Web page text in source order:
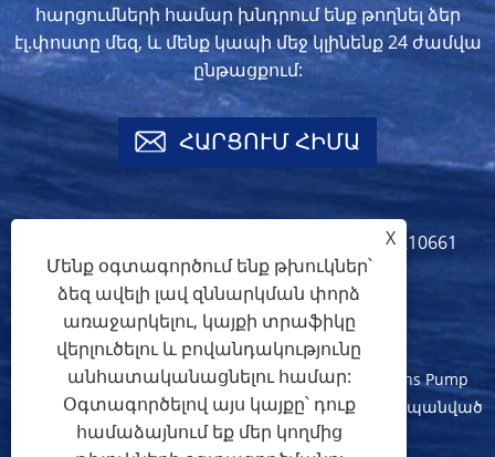
հարցումների համար խնդրում ենք թողնել ձեր
էլ.փոստը մեզ, և մենք կապի մեջ կլինենք 24 ժամվա
ընթացքում:
ՀԱՐՑՈՒՄ ՀԻՄԱ
+86-18217210661
+86-18217210661
Հեղինակային իրավունք © 2024 Shanghai Crowns Pump
Manufacture Co., Ltd. Բոլոր իրավունքները պաշտպանված
են:
X
Մենք օգտագործում ենք թխուկներ՝
ձեզ ավելի լավ զննարկման փորձ
առաջարկելու, կայքի տրաֆիկը
վերլուծելու և բովանդակությունը
անհատականացնելու համար:
Օգտագործելով այս կայքը՝ դուք
համաձայնում եք մեր կողմից